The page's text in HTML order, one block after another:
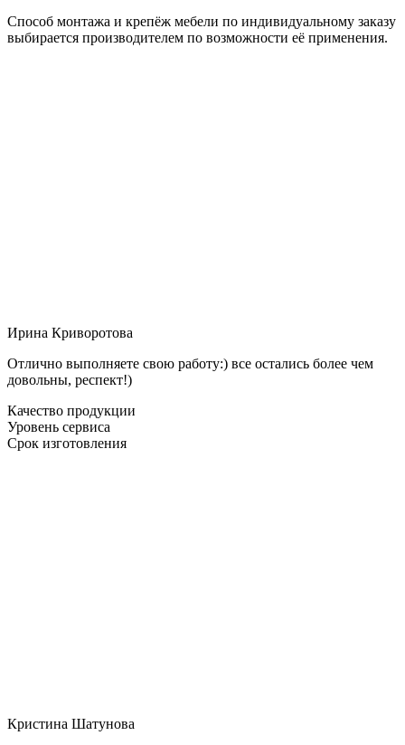
Способ монтажа и крепёж мебели по индивидуальному заказу
выбирается производителем по возможности её применения.
Ирина Криворотова
Отлично выполняете свою работу:) все остались более чем
довольны, респект!)
Качество продукции
Уровень сервиса
Срок изготовления
Кристина Шатунова